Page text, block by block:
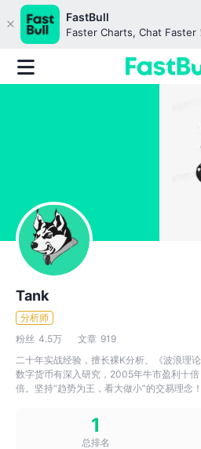
FastBull
Faster Charts, Chat Faster
Tank
分析师
粉丝 4.5万 文章 919
二十年实战经验，擅长裸K分析、《波浪理
数字货币有深入研究，2005年牛市盈利十
倍。坚持“趋势为王，看大做小”的交易理念！
1
总排名